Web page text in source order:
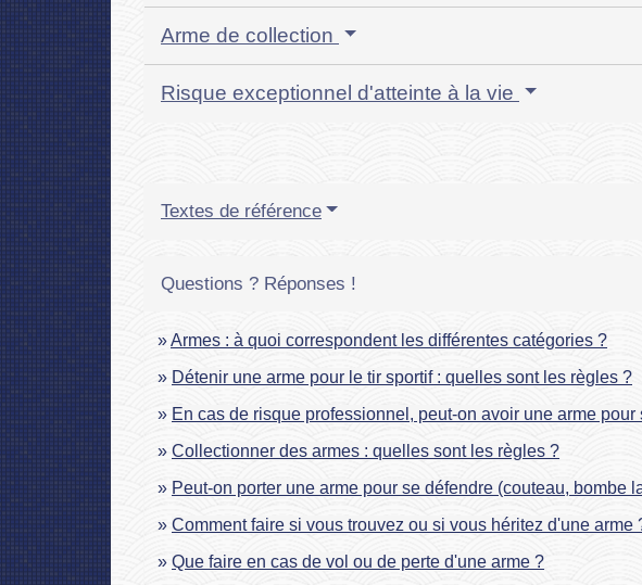
Arme de collection
Risque exceptionnel d'atteinte à la vie
Textes de référence
Questions ? Réponses !
Armes : à quoi correspondent les différentes catégories ?
Détenir une arme pour le tir sportif : quelles sont les règles ?
En cas de risque professionnel, peut-on avoir une arme pour
Collectionner des armes : quelles sont les règles ?
Peut-on porter une arme pour se défendre (couteau, bombe
Comment faire si vous trouvez ou si vous héritez d'une arme
Que faire en cas de vol ou de perte d'une arme ?